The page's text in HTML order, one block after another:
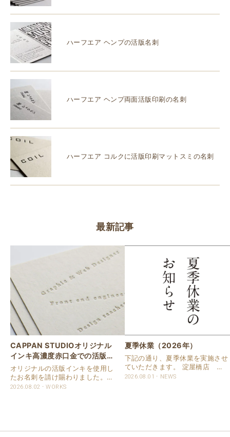
ハーフエア ヘンプの活版名刺
ハーフエア ヘンプ両面活版印刷の名刺
ハーフエア コルクに活版印刷マットスミの名刺
最新記事
CAPPAN STUDIOオリジナル
インキ高濃度赤口金での活版名
刺
オリジナルの活版インキを使用し
たお名刺を請け賜わりました。
用紙は新バフン紙Nのきぬを使用
2026.08.02 WORKS
夏季休業（2026年）
下記の通り、夏季休業を実施させ
ていただきます。 淀屋橋店 通
常営業いたします。 奈良店 8月
2026.08.01 NEWS